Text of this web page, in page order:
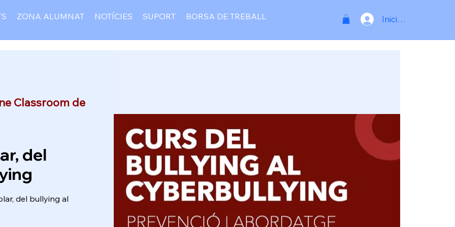
ZONA ALUMNAT NOTÍCIES SUPORT BORSA DE TREBALL Inicia la sessió
Classroom de
del
del bullying al